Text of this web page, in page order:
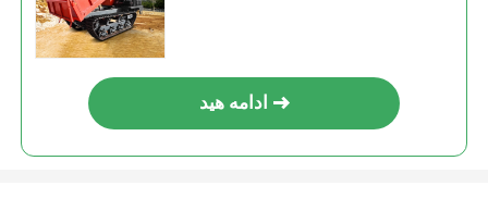
ادامه هید